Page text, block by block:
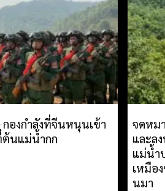
กองกำลังที่จีนหนุนเข้า
ต้นแม่น้ำกก
จดหม
และล
แม่น้ำ
เหมือ
นมา